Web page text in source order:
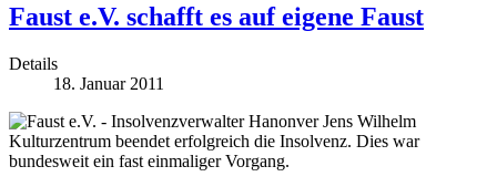
Faust e.V. schafft es auf eigene Faust
Details
18. Januar 2011
Kulturzentrum beendet erfolgreich die Insolvenz. Dies war
bundesweit ein fast einmaliger Vorgang.